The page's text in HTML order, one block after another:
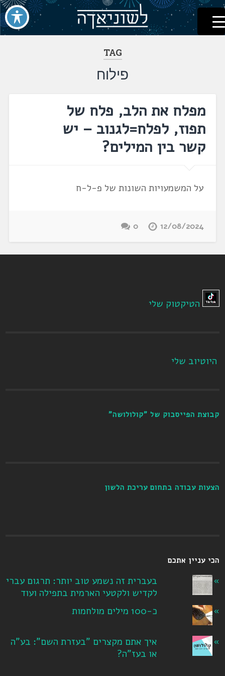
דלג
לתוכן
לשוניאדה
עברית. לשון. שפה
TAG
פילוח
מפלח את הלב, פלח של
תפוז, לפלח=לגנוב – יש
קשר בין המילים?
על המשמעויות השונות של פ-ל-ח
12/08/2024
0
הטיקטוק שלי
היוטיוב שלי
קבוצת הפייסבוק של "קולולושה"
הצעות עבודה בתחום עריכת הלשון
הכי עניין אתכם
בעברית זה נשמע טוב יותר: תרגום עברי
לקדיש ולקטעי הארמית בתפילה ועוד
כ-100 מילים מולחמות
איך אתם מקצרים "בעזרת השם": בע"ה
או בעז"ה?